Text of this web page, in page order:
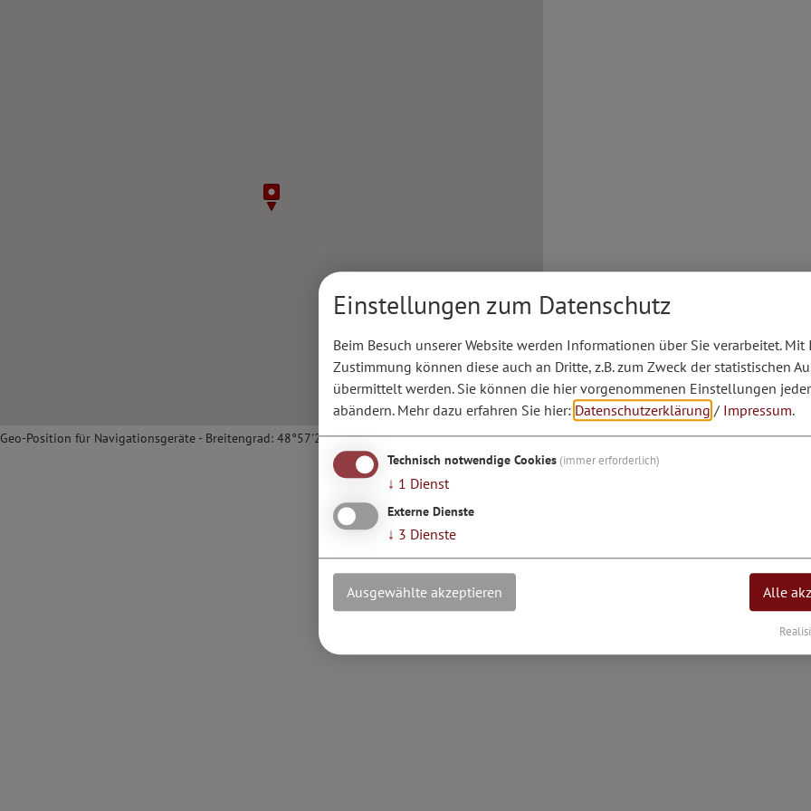
Geo-Position für Navigationsgeräte - Breitengrad: 48°57'2.28''N / Längengrad: 11°23'10.71''E
Einstellungen zum Datenschutz
Beim Besuch unserer Website werden Informationen über Sie verarbeitet. Mit
Zustimmung können diese auch an Dritte, z.B. zum Zweck der statistischen
übermittelt werden. Sie können die hier vorgenommenen Einstellungen
abändern. Mehr dazu erfahren Sie hier: Datenschutzerklärung / Impressum.
Technisch notwendige Cookies (immer erforderlich)
↓ 1 Dienst
Externe Dienste
↓ 3 Dienste
Ausgewählte akzeptieren Alle